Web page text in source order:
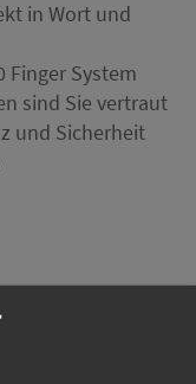
in Wort und
Finger System
sind Sie vertraut
und Sicherheit